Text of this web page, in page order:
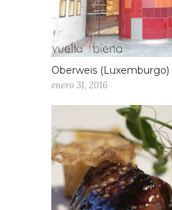
Oberweis (Luxemburgo)
enero 31, 2016